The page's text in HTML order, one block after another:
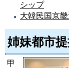
シップ
大韓民国京
姉妹都市
甲